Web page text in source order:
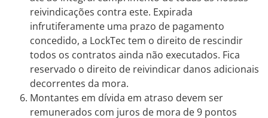
reivindicações contra este. Expirada
infrutiferamente uma prazo de pagamento
concedido, a LockTec tem o direito de rescindir
todos os contratos ainda não executados. Fica
reservado o direito de reivindicar danos adicionais
decorrentes da mora.
Montantes em dívida em atraso devem ser
remunerados com juros de mora de 9 pontos